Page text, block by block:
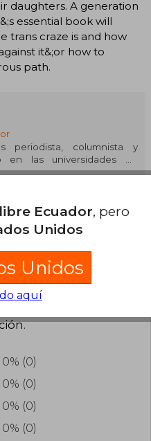
daughters. A generation
essential book will
trans craze is and how
it&;or how to
path.
periodista, columnista y
en las universidades de
Yale, y ha escrito piezas de
sobre las terapias de
fue considerado uno de
del año por The Economist
vive en Los Ángeles y es
capacidad para abordar
con rigor y claridad.
.
0% (0)
0% (0)
0% (0)
0% (0)
Ecuador, pero
Unidos
Unidos
aquí